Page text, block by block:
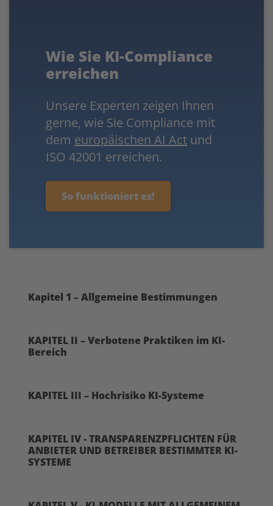
Wie Sie KI-Compliance
erreichen
Unsere Experten zeigen Ihnen
gerne, wie Sie Compliance mit
dem europäischen AI Act und
ISO 42001 erreichen.
So funktioniert es!
Kapitel 1 – Allgemeine Bestimmungen
KAPITEL II – Verbotene Praktiken im KI-
Bereich
KAPITEL III – Hochrisiko KI-Systeme
KAPITEL IV - TRANSPARENZPFLICHTEN FÜR
ANBIETER UND BETREIBER BESTIMMTER KI-
SYSTEME